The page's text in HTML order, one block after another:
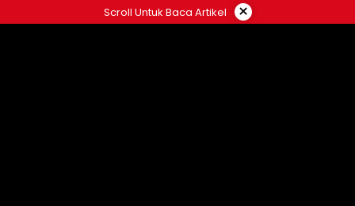
ke
Scroll Untuk Baca Artikel ×